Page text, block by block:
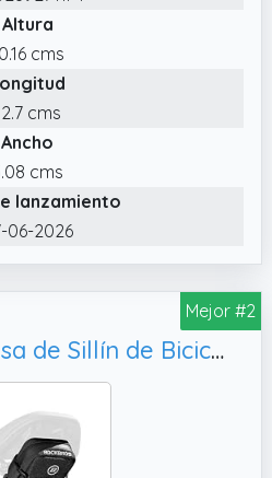
de luz trasera
al conducir de noche, lo
y hace que sea
vean en condiciones
Altura
cms
cms
Ancho
cms
lanzamiento
06-2026
Mejor #2
ROCKBROS Bolsa de Sillín de Bicicleta, Alforja bajo Asiento para MTB Carretera